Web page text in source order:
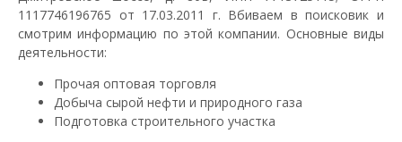
1117746196765 от 17.03.2011 г. Вбиваем в поисковик и
смотрим информацию по этой компании. Основные виды
деятельности:
Прочая оптовая торговля
Добыча сырой нефти и природного газа
Подготовка строительного участка